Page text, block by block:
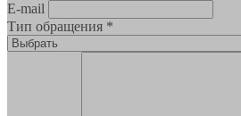
E-mail
Тип обращения *